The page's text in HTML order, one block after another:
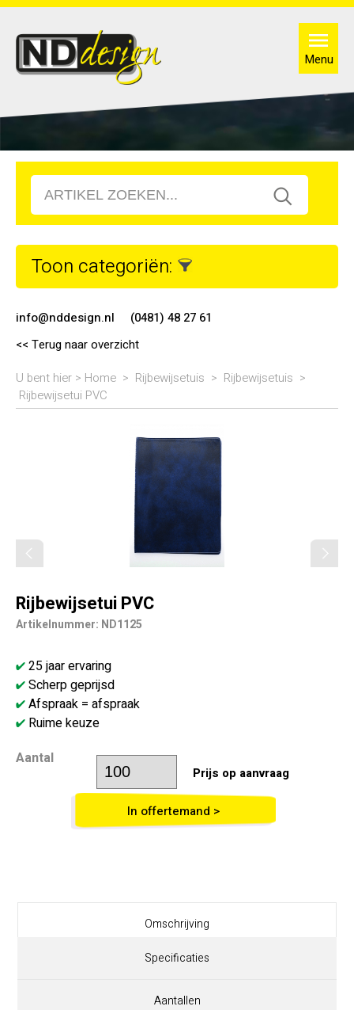
Menu
Toon categoriën:
info@nddesign.nl
(0481) 48 27 61
<< Terug naar overzicht
U bent hier > Home > Rijbewijsetuis > Rijbewijsetuis >
Rijbewijsetui PVC
Rijbewijsetui PVC
Artikelnummer: ND1125
25 jaar ervaring
Scherp geprijsd
Afspraak = afspraak
Ruime keuze
Aantal
Prijs op aanvraag
In offertemand >
Omschrijving
Specificaties
Aantallen